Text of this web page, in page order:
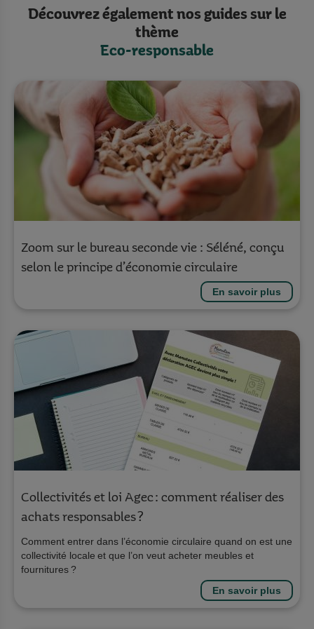
Découvrez également nos guides sur le
thème
Eco-responsable
Zoom sur le bureau seconde vie : Séléné, conçu
selon le principe d’économie circulaire
En savoir plus
Collectivités et loi Agec : comment réaliser des
achats responsables ?
Comment entrer dans l’économie circulaire quand on est une
collectivité locale et que l’on veut acheter meubles et
fournitures ?
En savoir plus